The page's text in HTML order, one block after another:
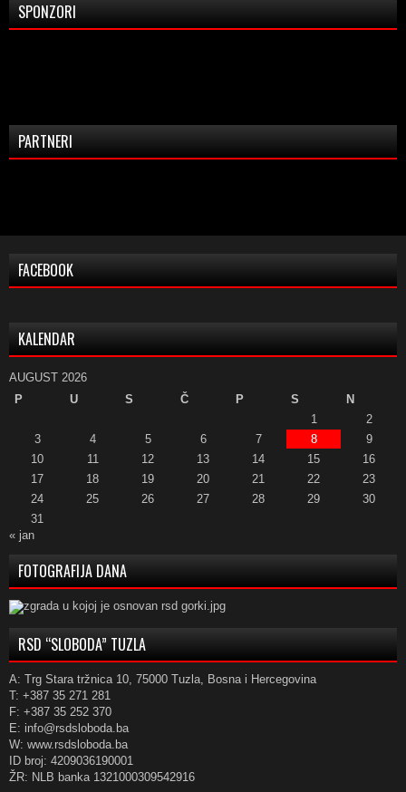
SPONZORI
PARTNERI
FACEBOOK
KALENDAR
AUGUST 2026
P
U S Č P S
N
1
2
3
4 5 6 7 8
9
10
11 12 13 14 15
16
17
18 19 20 21 22
23
24
25 26 27 28 29
30
31
« jan
FOTOGRAFIJA DANA
RSD “SLOBODA” TUZLA
A: Trg Stara tržnica 10, 75000 Tuzla, Bosna i Hercegovina
T: +387 35 271 281
F: +387 35 252 370
E: info@rsdsloboda.ba
W: www.rsdsloboda.ba
ID broj: 4209036190001
ŽR: NLB banka 1321000309542916